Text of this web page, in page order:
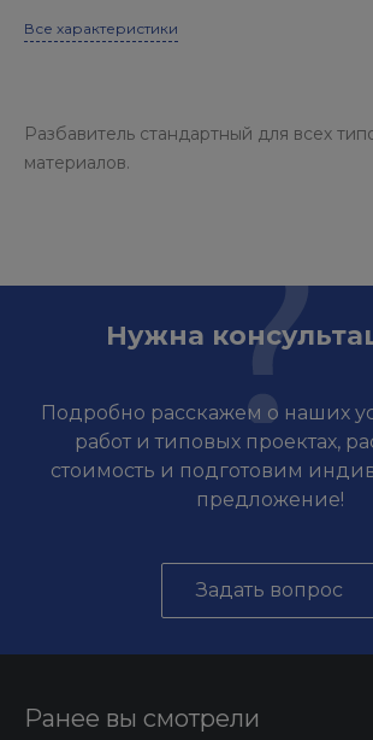
Все характеристики
Разбавитель стандартный для всех
материалов.
Нужна
Подробно расскажем о наших
работ и типовых проектах,
стоимость и подготовим
предложение!
Задать вопрос
Ранее вы смотрели